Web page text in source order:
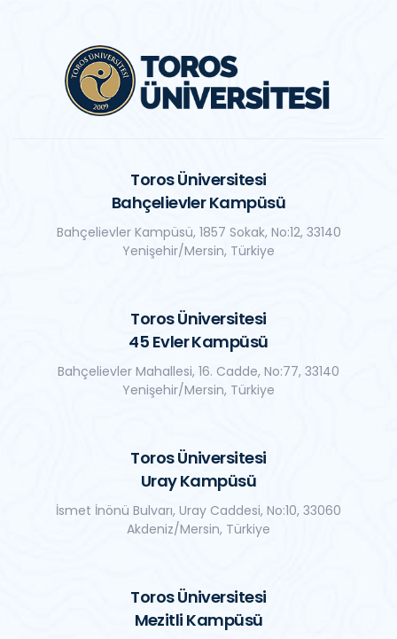
Toros Üniversitesi
Bahçelievler Kampüsü
Bahçelievler Kampüsü, 1857 Sokak, No:12, 33140
Yenişehir/Mersin, Türkiye
Toros Üniversitesi
45 Evler Kampüsü
Bahçelievler Mahallesi, 16. Cadde, No:77, 33140
Yenişehir/Mersin, Türkiye
Toros Üniversitesi
Uray Kampüsü
İsmet İnönü Bulvarı, Uray Caddesi, No:10, 33060
Akdeniz/Mersin, Türkiye
Toros Üniversitesi
Mezitli Kampüsü